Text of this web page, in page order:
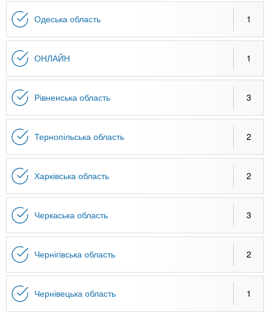
Одеська область 1
ОНЛАЙН 1
Рівненська область 3
Тернопільська область 2
Харківська область 2
Черкаська область 3
Чернігівська область 2
Чернівецька область 1